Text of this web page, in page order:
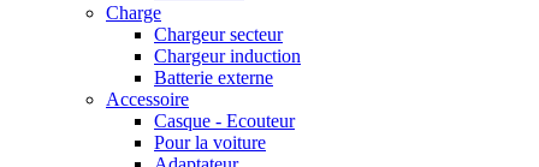
Charge
Chargeur secteur
Chargeur induction
Batterie externe
Accessoire
Casque - Ecouteur
Pour la voiture